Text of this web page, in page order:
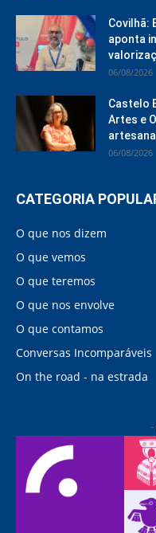
Covilhã:
aponta
06/08/2026
Castelo
Artes e
06/08/2026
CATEGORIA
O que nos dizem
O que vemos
O que teremos
O que nos envolve
O que contamos
Conversas Incomparáveis
On the road - na estrada
-